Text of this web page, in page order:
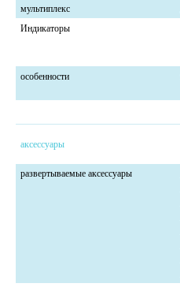
мультиплекс
Индикаторы
особенности
аксессуары
развертываемые аксессуары